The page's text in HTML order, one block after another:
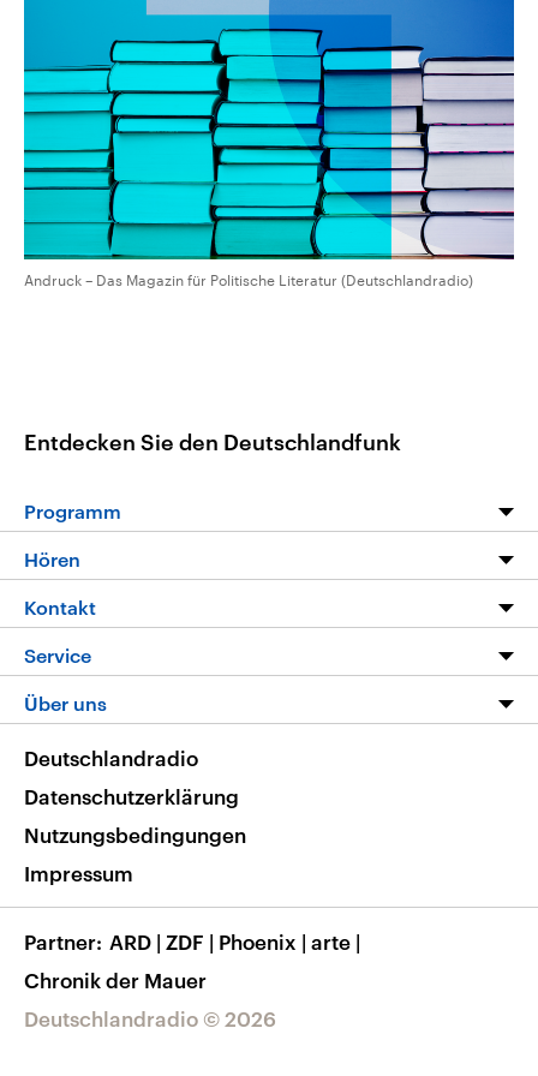
aktuelle Weltgeschehen.
Diese wird wie die
Libanon vom Iran
Sendungen Programm Podcasts
Audio-Archiv
Andruck – Das Magazin für Politische Literatur (Deutschlandradio)
Entdecken Sie den Deutschlandfunk
Programm
Programm
Die Nachrichten
Nachrichtenleicht
Neue Beiträge auf dlf.de
Hören
Livestream
Podcasts
Deutschlandfunk App
Nachrichten App
Frequenzen
Kontakt
Hörerservice
Service
FAQ
Veranstaltungen
Musikliste
RSS
Über uns
Barrierefreiheit
Deutschlandradio © 2026
Deutschlandradio
Datenschutzerklärung
Nutzungsbedingungen
Impressum
Partner ARD | ZDF | Phoenix | arte |
Chronik der Mauer